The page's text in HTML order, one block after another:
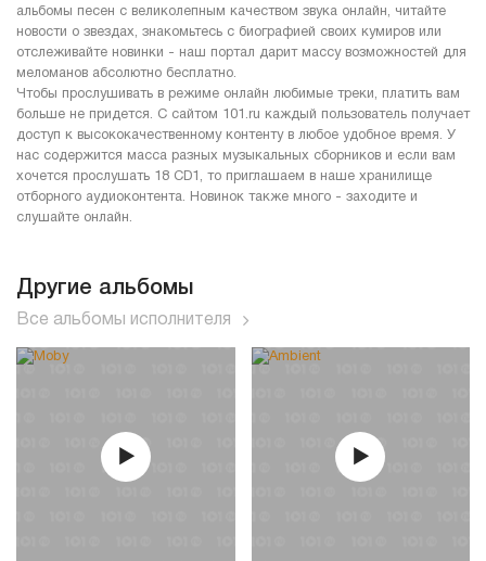
альбомы песен с великолепным качеством звука онлайн, читайте
новости о звездах, знакомьтесь с биографией своих кумиров или
отслеживайте новинки - наш портал дарит массу возможностей для
меломанов абсолютно бесплатно.
Чтобы прослушивать в режиме онлайн любимые треки, платить вам
больше не придется. С сайтом 101.ru каждый пользователь получает
доступ к высококачественному контенту в любое удобное время. У
нас содержится масса разных музыкальных сборников и если вам
хочется прослушать 18 CD1, то приглашаем в наше хранилище
отборного аудиоконтента. Новинок также много - заходите и
слушайте онлайн.
Другие альбомы
Все альбомы исполнителя